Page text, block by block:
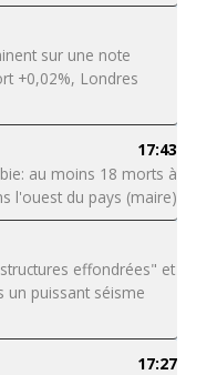
sur une note
+0,02%, Londres
17:43
au moins 18 morts à
l'ouest du pays (maire)
effondrées" et
un puissant séisme
17:27